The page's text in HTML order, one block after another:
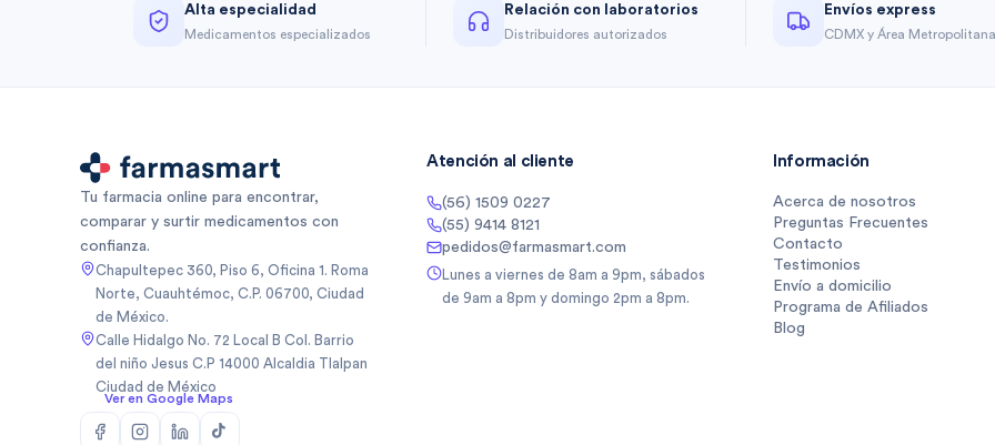
Alta especialidad
Medicamentos especializados
Relación con laboratorios
Distribuidores autorizados
Envíos express
CDMX y Área Metropolitana
Tu farmacia online para encontrar,
comparar y surtir medicamentos con
confianza.
Chapultepec 360, Piso 6, Oficina 1. Roma
Norte, Cuauhtémoc, C.P. 06700, Ciudad
de México.
Calle Hidalgo No. 72 Local B Col. Barrio
del niño Jesus C.P 14000 Alcaldia Tlalpan
Ciudad de México
Ver en Google Maps
Atención al cliente
(56) 1509 0227
(55) 9414 8121
pedidos@farmasmart.com
Lunes a viernes de 8am a 9pm, sábados
de 9am a 8pm y domingo 2pm a 8pm.
Información
Acerca de nosotros
Preguntas Frecuentes
Contacto
Testimonios
Envío a domicilio
Programa de Afiliados
Blog